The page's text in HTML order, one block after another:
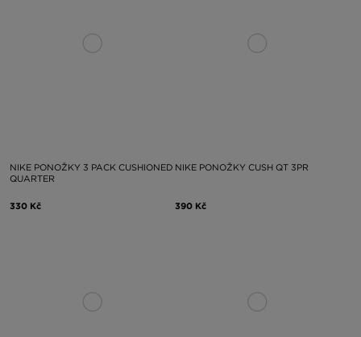
NIKE PONOŽKY 3 PACK CUSHIONED
QUARTER
330 Kč
NIKE PONOŽKY CUSH QT 3PR
390 Kč